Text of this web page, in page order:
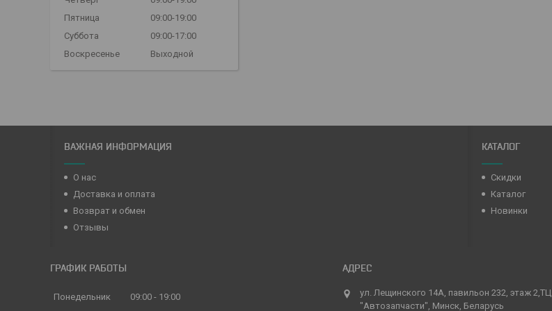
Пятница
09:00-19:00
Суббота
09:00-17:00
Воскресенье
Выходной
ВАЖНАЯ ИНФОРМАЦИЯ
О нас
Доставка и оплата
Возврат и обмен
Отзывы
КАТАЛОГ
Скидки
Каталог
Новинки
ГРАФИК РАБОТЫ
Понедельник 09:00 19:00
ул. Лещинского 14А, павильон 232, этаж 2,ТЦ
"Автозапчасти", Минск, Беларусь